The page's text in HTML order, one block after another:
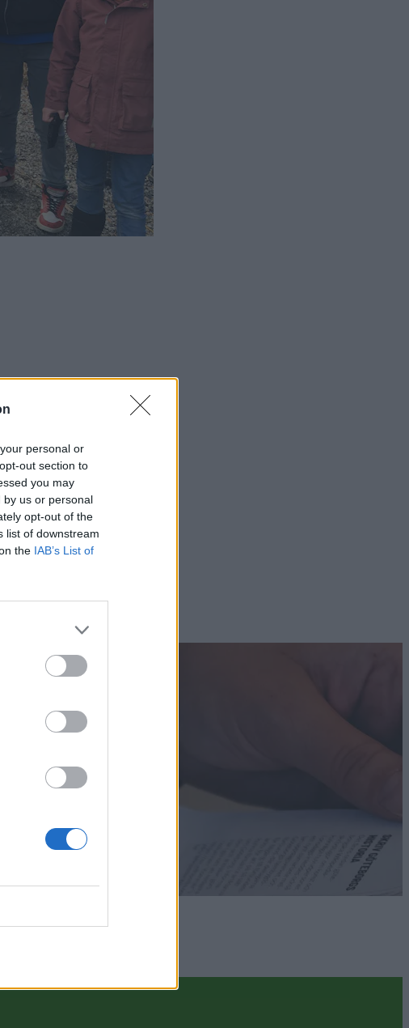
personal or
out section to
you may
by us or personal
opt-out of the
list of downstream
the IAB’s List of